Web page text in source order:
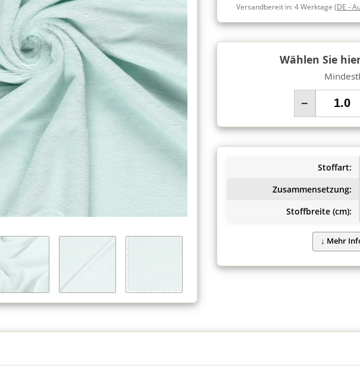
Versandbereit in:4 Werktage (DE -
Wählen Sie
−
Stoffart:
Zusammensetzung:
Stoffbreite (cm):